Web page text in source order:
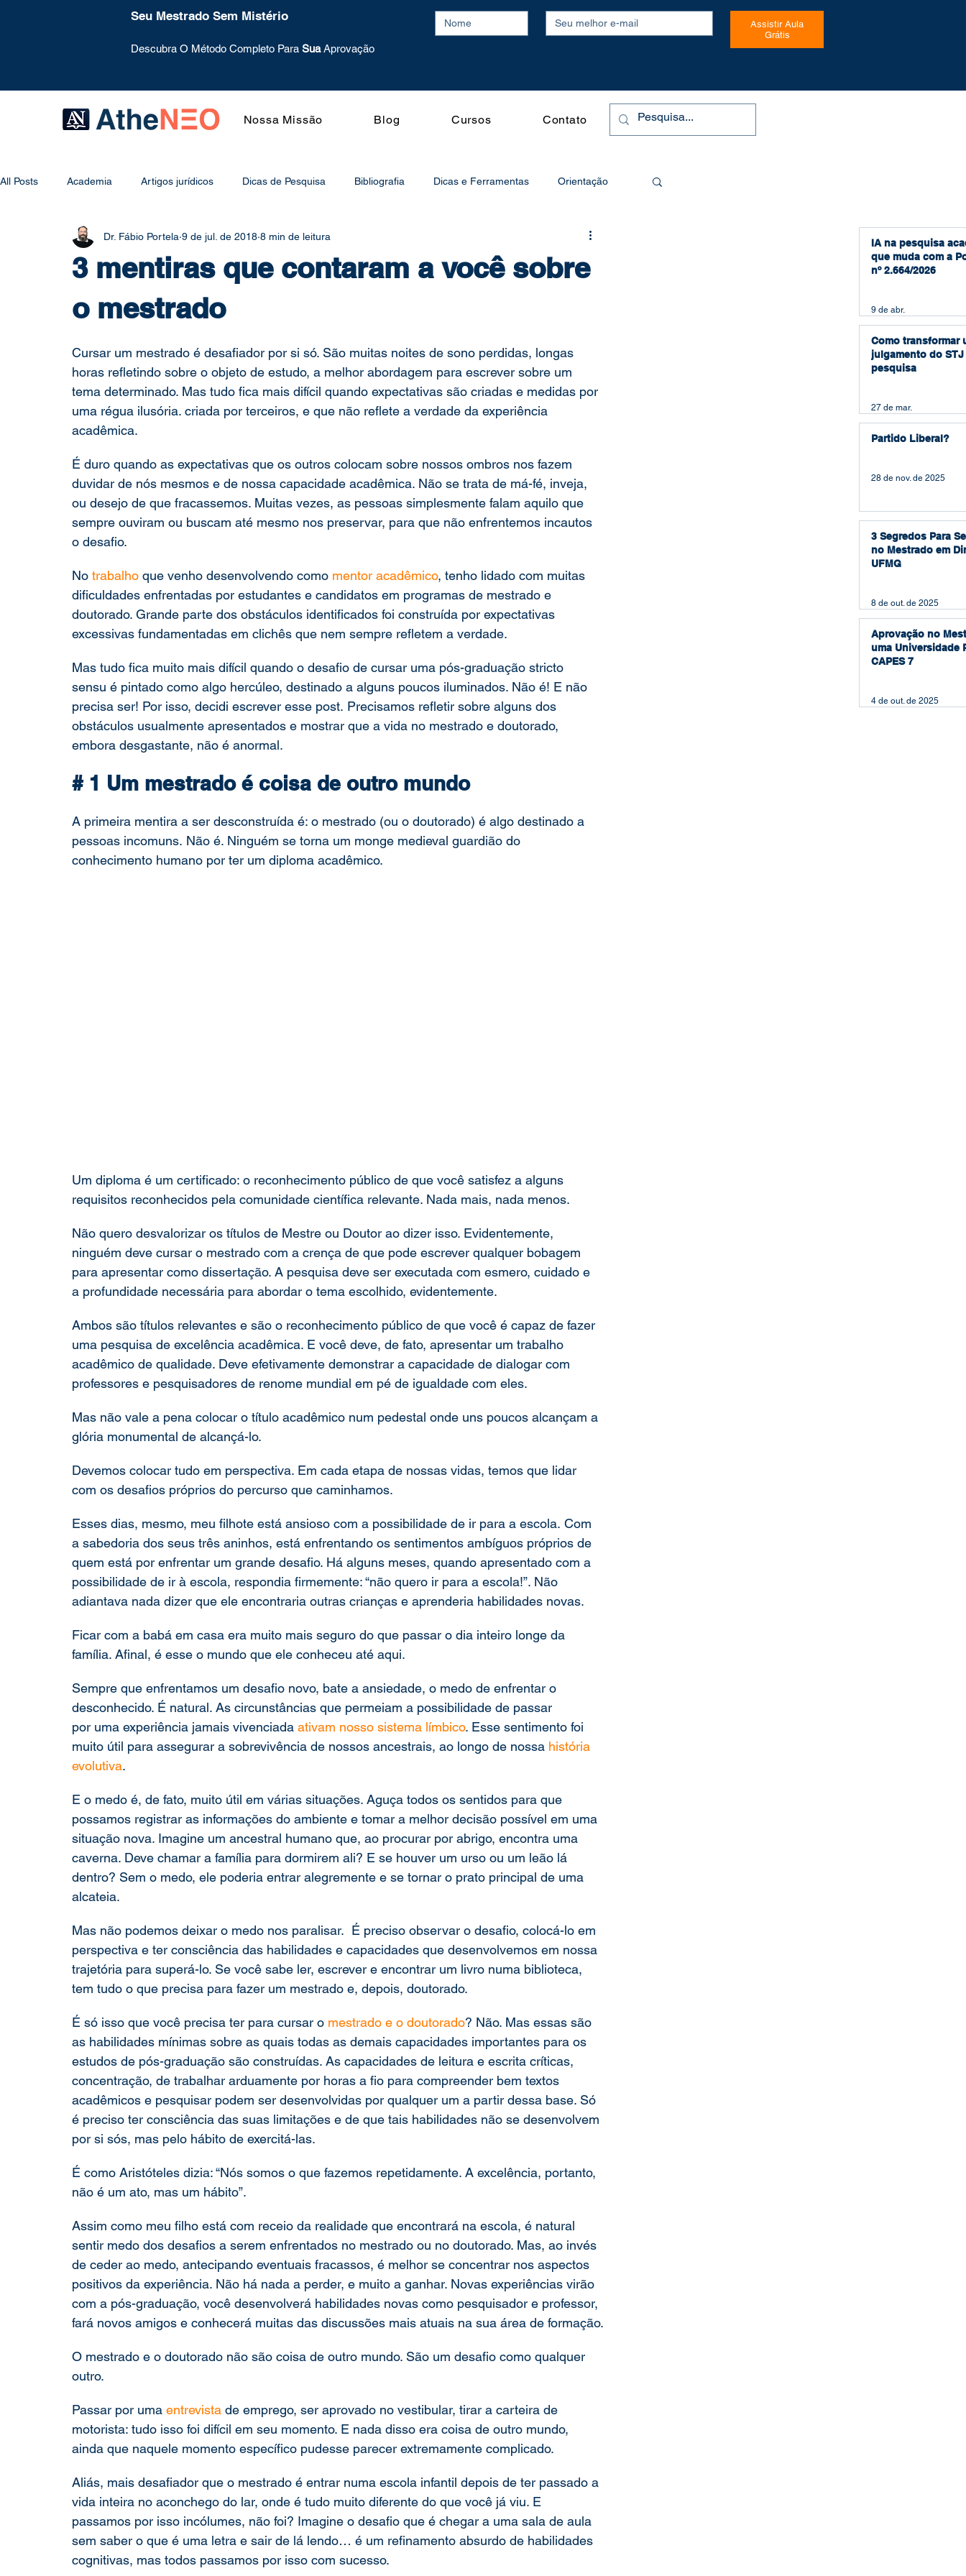
Seu Mestrado Sem Mistério
Descubra O Método Completo Para SuaAprovação
Assistir Aula
Grátis
Nossa Missão Blog Cursos Contato
All Posts Academia Artigos jurídicos Dicas de Pesquisa Bibliografia Dicas e Ferramentas Orientação
Mentoring Mural Metodologia Método de Estudo
Projeto de Pesquisa
Pesquisa Acadêmica Direito e Tecnologia pós-graduação Mestrado Doutorado
3 mentiras que contaram a você sobre
o mestrado
Dr. Fábio Portela 9 de jul. de 2018 8 min de leitura
Cursar um mestrado é desafiador por si só. São muitas noites de sono perdidas, longas
horas refletindo sobre o objeto de estudo, a melhor abordagem para escrever sobre um
tema determinado. Mas tudo fica mais difícil quando expectativas são criadas e medidas por
uma régua ilusória. criada por terceiros, e que não reflete a verdade da experiência
acadêmica.
É duro quando as expectativas que os outros colocam sobre nossos ombros nos fazem
duvidar de nós mesmos e de nossa capacidade acadêmica. Não se trata de má-fé, inveja,
ou desejo de que fracassemos. Muitas vezes, as pessoas simplesmente falam aquilo que
sempre ouviram ou buscam até mesmo nos preservar, para que não enfrentemos incautos
o desafio.
No trabalho que venho desenvolvendo como mentor acadêmico, tenho lidado com muitas
dificuldades enfrentadas por estudantes e candidatos em programas de mestrado e
doutorado. Grande parte dos obstáculos identificados foi construída por expectativas
excessivas fundamentadas em clichês que nem sempre refletem a verdade.
Mas tudo fica muito mais difícil quando o desafio de cursar uma pós-graduação stricto
sensu é pintado como algo hercúleo, destinado a alguns poucos iluminados. Não é! E não
precisa ser! Por isso, decidi escrever esse post. Precisamos refletir sobre alguns dos
obstáculos usualmente apresentados e mostrar que a vida no mestrado e doutorado,
embora desgastante, não é anormal.
# 1 Um mestrado é coisa de outro mundo
A primeira mentira a ser desconstruída é: o mestrado (ou o doutorado) é algo destinado a
pessoas incomuns. Não é. Ninguém se torna um monge medieval guardião do
conhecimento humano por ter um diploma acadêmico.
Um diploma é um certificado: o reconhecimento público de que você satisfez a alguns
requisitos reconhecidos pela comunidade científica relevante. Nada mais, nada menos.
Não quero desvalorizar os títulos de Mestre ou Doutor ao dizer isso. Evidentemente,
ninguém deve cursar o mestrado com a crença de que pode escrever qualquer bobagem
para apresentar como dissertação. A pesquisa deve ser executada com esmero, cuidado e
a profundidade necessária para abordar o tema escolhido, evidentemente.
Ambos são títulos relevantes e são o reconhecimento público de que você é capaz de fazer
uma pesquisa de excelência acadêmica. E você deve, de fato, apresentar um trabalho
acadêmico de qualidade. Deve efetivamente demonstrar a capacidade de dialogar com
professores e pesquisadores de renome mundial em pé de igualdade com eles.
Mas não vale a pena colocar o título acadêmico num pedestal onde uns poucos alcançam a
glória monumental de alcançá-lo.
Devemos colocar tudo em perspectiva. Em cada etapa de nossas vidas, temos que lidar
com os desafios próprios do percurso que caminhamos.
Esses dias, mesmo, meu filhote está ansioso com a possibilidade de ir para a escola. Com
a sabedoria dos seus três aninhos, está enfrentando os sentimentos ambíguos próprios de
quem está por enfrentar um grande desafio. Há alguns meses, quando apresentado com a
possibilidade de ir à escola, respondia firmemente: “não quero ir para a escola!”. Não
adiantava nada dizer que ele encontraria outras crianças e aprenderia habilidades novas.
Ficar com a babá em casa era muito mais seguro do que passar o dia inteiro longe da
família. Afinal, é esse o mundo que ele conheceu até aqui.
Sempre que enfrentamos um desafio novo, bate a ansiedade, o medo de enfrentar o
desconhecido. É natural. As circunstâncias que permeiam a possibilidade de passar
por uma experiência jamais vivenciada ativam nosso sistema límbico. Esse sentimento foi
muito útil para assegurar a sobrevivência de nossos ancestrais, ao longo de nossa história
evolutiva.
E o medo é, de fato, muito útil em várias situações. Aguça todos os sentidos para que
possamos registrar as informações do ambiente e tomar a melhor decisão possível em uma
situação nova. Imagine um ancestral humano que, ao procurar por abrigo, encontra uma
caverna. Deve chamar a família para dormirem ali? E se houver um urso ou um leão lá
dentro? Sem o medo, ele poderia entrar alegremente e se tornar o prato principal de uma
alcateia.
Mas não podemos deixar o medo nos paralisar.  É preciso observar o desafio, colocá-lo em
perspectiva e ter consciência das habilidades e capacidades que desenvolvemos em nossa
trajetória para superá-lo. Se você sabe ler, escrever e encontrar um livro numa biblioteca,
tem tudo o que precisa para fazer um mestrado e, depois, doutorado.
É só isso que você precisa ter para cursar o mestrado e o doutorado? Não. Mas essas são
as habilidades mínimas sobre as quais todas as demais capacidades importantes para os
estudos de pós-graduação são construídas. As capacidades de leitura e escrita críticas,
concentração, de trabalhar arduamente por horas a fio para compreender bem textos
acadêmicos e pesquisar podem ser desenvolvidas por qualquer um a partir dessa base. Só
é preciso ter consciência das suas limitações e de que tais habilidades não se desenvolvem
por si sós, mas pelo hábito de exercitá-las.
É como Aristóteles dizia: “Nós somos o que fazemos repetidamente. A excelência, portanto,
não é um ato, mas um hábito”.
Assim como meu filho está com receio da realidade que encontrará na escola, é natural
sentir medo dos desafios a serem enfrentados no mestrado ou no doutorado. Mas, ao invés
de ceder ao medo, antecipando eventuais fracassos, é melhor se concentrar nos aspectos
positivos da experiência. Não há nada a perder, e muito a ganhar. Novas experiências virão
com a pós-graduação, você desenvolverá habilidades novas como pesquisador e professor,
fará novos amigos e conhecerá muitas das discussões mais atuais na sua área de formação.
O mestrado e o doutorado não são coisa de outro mundo. São um desafio como qualquer
outro.
Passar por uma entrevista de emprego, ser aprovado no vestibular, tirar a carteira de
motorista: tudo isso foi difícil em seu momento. E nada disso era coisa de outro mundo,
ainda que naquele momento específico pudesse parecer extremamente complicado.
Aliás, mais desafiador que o mestrado é entrar numa escola infantil depois de ter passado a
vida inteira no aconchego do lar, onde é tudo muito diferente do que você já viu. E
passamos por isso incólumes, não foi? Imagine o desafio que é chegar a uma sala de aula
sem saber o que é uma letra e sair de lá lendo… é um refinamento absurdo de habilidades
cognitivas, mas todos passamos por isso com sucesso.
IA na pesquisa
que muda com a
nº 2.664/2026
9 de abr.
Como transformar
julgamento do STJ
pesquisa
27 de mar.
Partido Liberal?
28 de nov. de 2025
3 Segredos Para
no Mestrado em
UFMG
8 de out. de 2025
Aprovação no
uma Universidade
CAPES 7
4 de out. de 2025